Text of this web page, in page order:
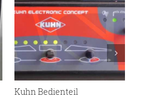
Kuhn Bedienteil